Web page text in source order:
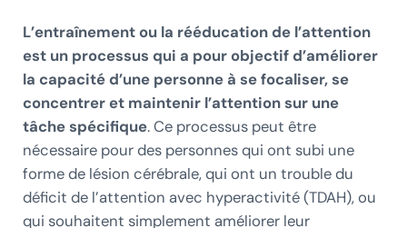
L’entraînement ou la rééducation de l’attention
est un processus qui a pour objectif d’améliorer
la capacité d’une personne à se focaliser, se
concentrer et maintenir l’attention sur une
tâche spécifique. Ce processus peut être
nécessaire pour des personnes qui ont subi une
forme de lésion cérébrale, qui ont un trouble du
déficit de l’attention avec hyperactivité (TDAH), ou
qui souhaitent simplement améliorer leur